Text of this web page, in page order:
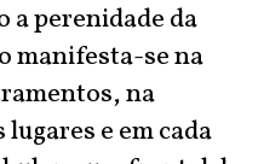
a perenidade da
manifesta-se na
na
e em cada